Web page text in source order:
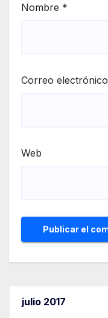
Nombre *
Correo electrónico
Web
julio 2017